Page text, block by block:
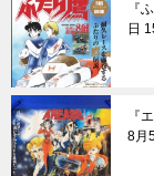
『
日
『
8月